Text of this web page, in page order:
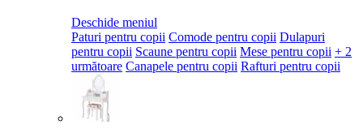
Deschide meniul
Paturi pentru copii Comode pentru copii Dulapuri
pentru copii Scaune pentru copii Mese pentru copii + 2
următoare Canapele pentru copii Rafturi pentru copii